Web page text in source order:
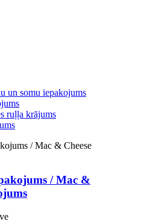
un somu iepakojums
ruļļa krājums
/ Mac &